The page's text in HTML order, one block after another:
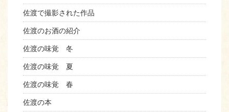
佐渡で撮影された作品
佐渡のお酒の紹介
佐渡の味覚 冬
佐渡の味覚 夏
佐渡の味覚 春
佐渡の本